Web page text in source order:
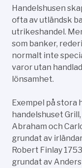
Handelshusen
ofta av utländsk
utrikeshandel.
som banker,
normalt inte
varor utan
lönsamhet.
Exempel på stora
handelshuset
Abraham och
grundat av
Robert Finlay
grundat av